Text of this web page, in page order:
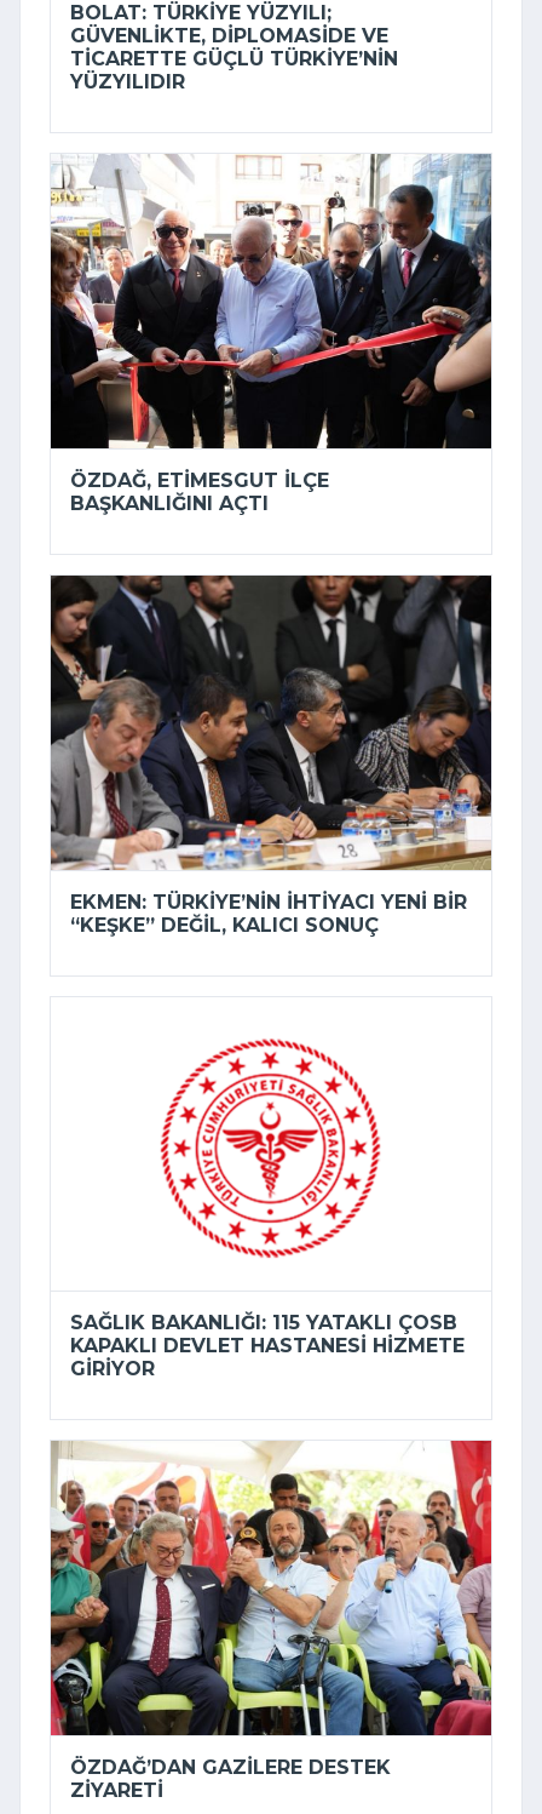
BOLAT: TÜRKIYE YÜZYILI;
GÜVENLIKTE, DIPLOMASIDE VE
TICARETTE GÜÇLÜ TÜRKIYE’NIN
YÜZYILIDIR
ÖZDAĞ, ETIMESGUT İLÇE
BAŞKANLIĞINI AÇTI
EKMEN: TÜRKIYE’NIN IHTIYACI YENI BIR
“KEŞKE” DEĞIL, KALICI SONUÇ
SAĞLIK BAKANLIĞI: 115 YATAKLI ÇOSB
KAPAKLI DEVLET HASTANESI HIZMETE
GIRIYOR
ÖZDAĞ’DAN GAZILERE DESTEK
ZIYARETI